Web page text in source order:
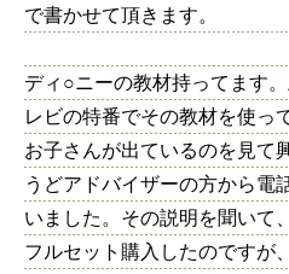
で書かせて頂きます。
ディ○ニーの教材持ってます
レビの特番でその教材を使っ
お子さんが出ているのを見て
うどアドバイザーの方から電
いました。その説明を聞いて
フルセット購入したのですが